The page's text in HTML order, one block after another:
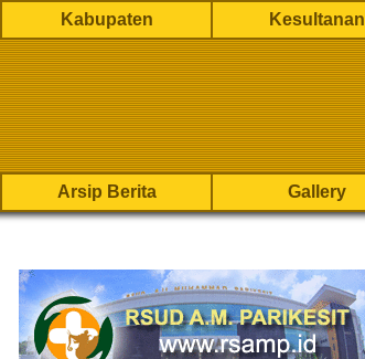
Kabupaten Kesultanan
Arsip Berita Gallery